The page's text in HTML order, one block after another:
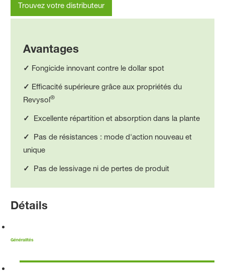
Trouvez votre distributeur
Avantages
✓ Fongicide innovant contre le dollar spot
✓ Efficacité supérieure grâce aux propriétés du
Revysol®
✓ Excellente répartition et absorption dans la plante
✓
Pas de résistances : mode d'action nouveau et
unique
✓ Pas de lessivage ni de pertes de produit
Détails
Généralités